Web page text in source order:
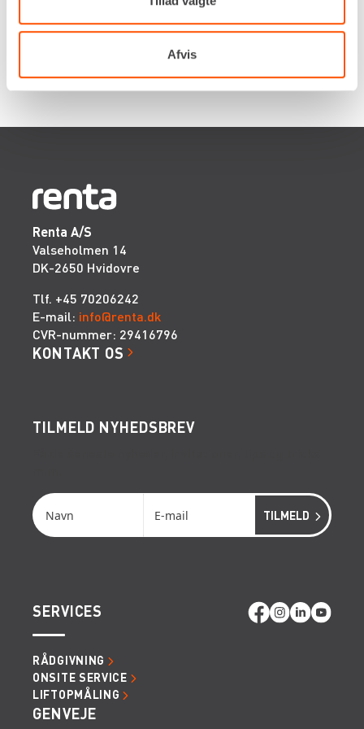
Afvis
Renta udlejer kun til erhverv. Gyldigt CVR-
nummer er påkrævet.
Renta A/S
Valseholmen 14
DK-2650 Hvidovre
Tlf. +45 70206242
E-mail: info@renta.dk
CVR-nummer: 29416796
KONTAKT OS
TILMELD NYHEDSBREV
SERVICES
RÅDGIVNING
ONSITE SERVICE
LIFTOPMÅLING
GENVEJE